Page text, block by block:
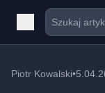
Piotr Kowalski•